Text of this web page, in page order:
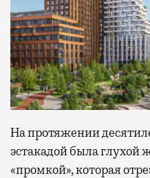
На протяжении
эстакадой была глухой
«промкой», которая